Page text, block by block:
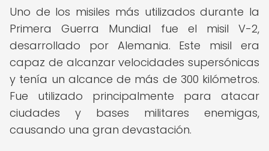
Uno de los misiles más utilizados durante la
Primera Guerra Mundial fue el misil V-2,
desarrollado por Alemania. Este misil era
capaz de alcanzar velocidades supersónicas
y tenía un alcance de más de 300 kilómetros.
Fue utilizado principalmente para atacar
ciudades y bases militares enemigas,
causando una gran devastación.